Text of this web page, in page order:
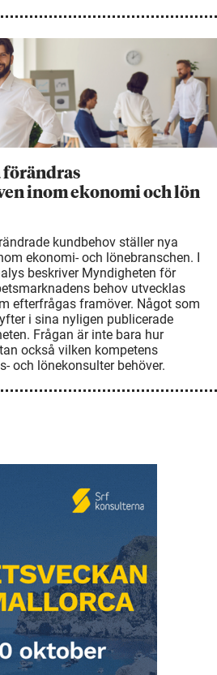
förändras
inom ekonomi och lön
kundbehov ställer nya
ekonomi- och lönebranschen. I
beskriver Myndigheten för
behov utvecklas
efterfrågas framöver. Något som
i sina nyligen publicerade
Frågan är inte bara hur
också vilken kompetens
och lönekonsulter behöver.